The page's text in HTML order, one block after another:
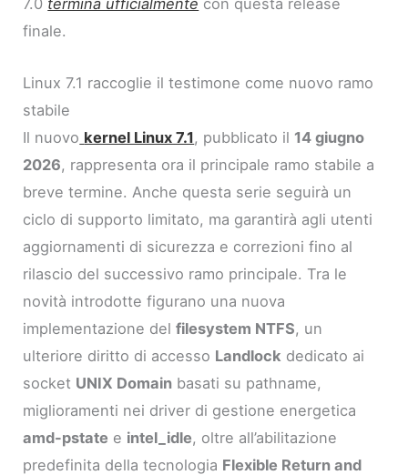
7.0 termina ufficialmente con questa release
finale.
Linux 7.1 raccoglie il testimone come nuovo ramo
stabile
Il nuovo kernel Linux 7.1, pubblicato il 14 giugno
2026, rappresenta ora il principale ramo stabile a
breve termine. Anche questa serie seguirà un
ciclo di supporto limitato, ma garantirà agli utenti
aggiornamenti di sicurezza e correzioni fino al
rilascio del successivo ramo principale. Tra le
novità introdotte figurano una nuova
implementazione delfilesystem NTFS, un
ulteriore diritto di accesso Landlock dedicato ai
socket UNIX Domain basati su pathname,
miglioramenti nei driver di gestione energetica
amd-pstate e intel_idle, oltre all’abilitazione
predefinita della tecnologia Flexible Return and